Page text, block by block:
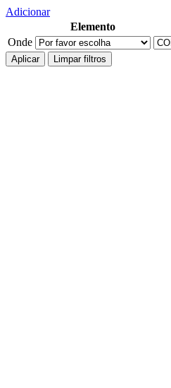
Adicionar
Onde
Elemento